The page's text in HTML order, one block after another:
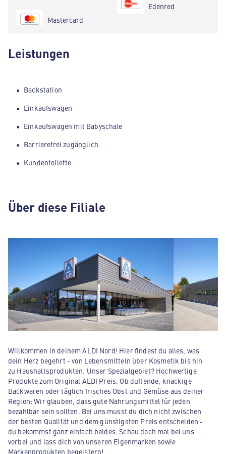
Mastercard
Edenred
Leistungen
Backstation
Einkaufswagen
Einkaufswagen mit Babyschale
Barrierefrei zugänglich
Kundentoilette
Über diese Filiale
Willkommen in deinem ALDI Nord! Hier findest du alles, was
dein Herz begehrt - von Lebensmitteln über Kosmetik bis hin
zu Haushaltsprodukten. Unser Spezialgebiet? Hochwertige
Produkte zum Original ALDI Preis. Ob duftende, knackige
Backwaren oder täglich frisches Obst und Gemüse aus deiner
Region: Wir glauben, dass gute Nahrungsmittel für jeden
bezahlbar sein sollten. Bei uns musst du dich nicht zwischen
der besten Qualität und dem günstigsten Preis entscheiden -
du bekommst ganz einfach beides. Schau doch mal bei uns
vorbei und lass dich von unseren Eigenmarken sowie
Markenprodukten begeistern!